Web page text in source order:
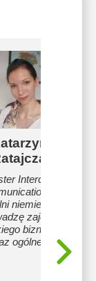
Intercultural
oraz
niemieckich.
zajęcia z
biznesowego
ogólnego.